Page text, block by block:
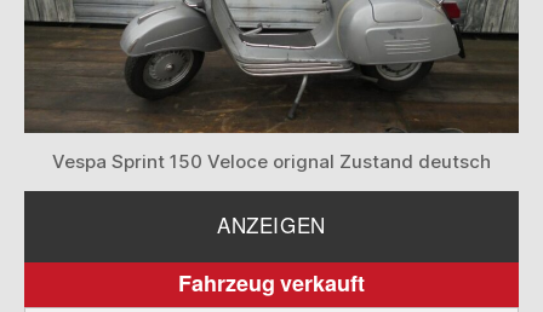
Vespa Sprint 150 Veloce orignal Zustand deutsch
ANZEIGEN
Fahrzeug verkauft